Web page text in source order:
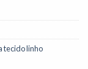
tecido linho